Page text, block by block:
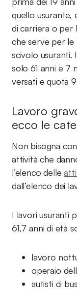
quello usurante,
di carriera o per
che serve per
scivolo usuranti.
solo 61 anni e 7
versati e quota
Lavoro
ecco le
Non bisogna
attività che
l’elenco delle
dall’elenco dei
I lavori usuranti
61,7 anni di età
lavoro
operaio
autisti di